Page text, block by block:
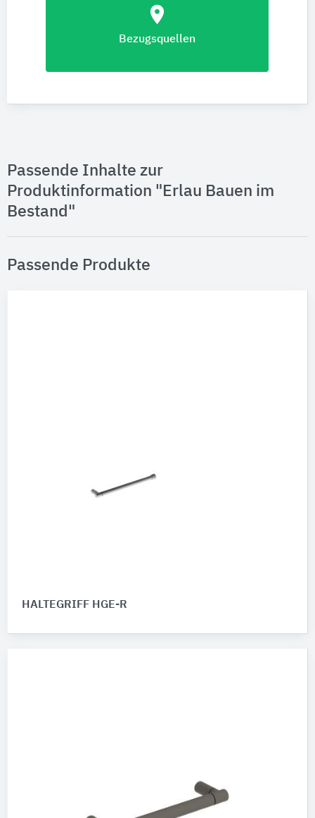
location_on
Bezugsquellen
Passende Inhalte zur
Produktinformation "Erlau Bauen im
Bestand"
Passende Produkte
HALTEGRIFF HGE-R